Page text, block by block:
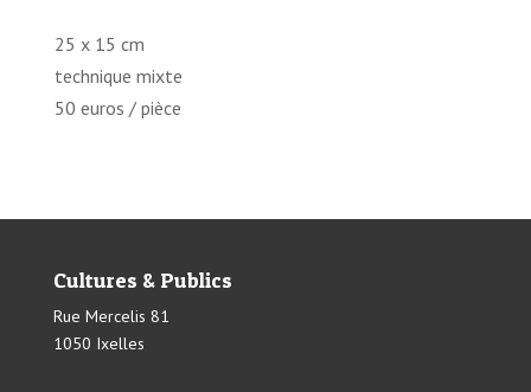
25 x 15 cm
technique mixte
50 euros / pièce
Cultures & Publics
Rue Mercelis 81
1050 Ixelles